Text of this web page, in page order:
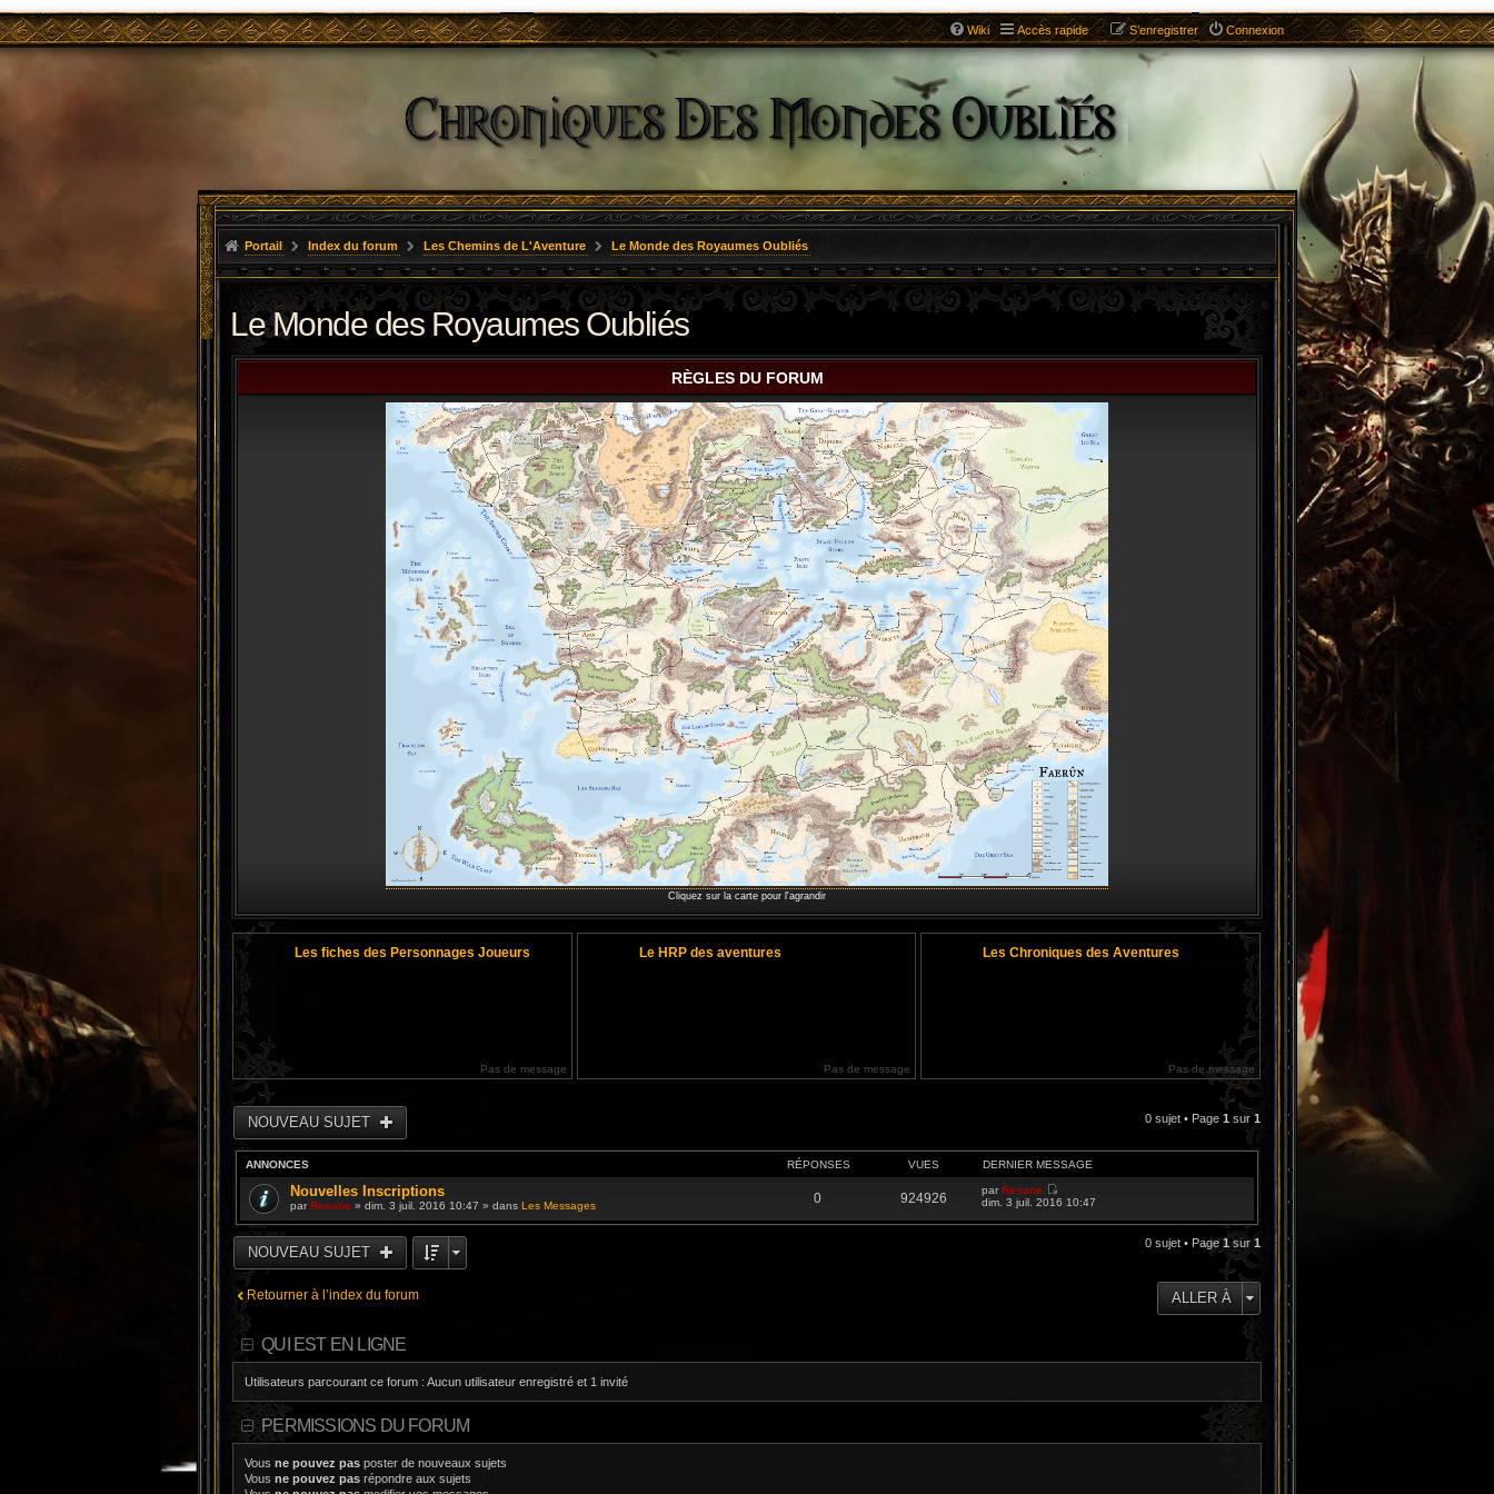
Wiki Accès rapide Connexion
S’enregistrer
Portail Index du forum Les Chemins de L'Aventure Le Monde des Royaumes Oubliés
Le Monde des Royaumes Oubliés
RÈGLES DU FORUM
Cliquez sur la carte pour l'agrandir
Les fiches des Personnages Joueurs
Pas de message
Le HRP des aventures
Pas de message
Les Chroniques des Aventures
Pas de message
NOUVEAU SUJET 0 sujet • Page 1 sur1
ANNONCES RÉPONSES VUES DERNIER MESSAGE
Nouvelles Inscriptions
parResane » dim. 3 juil. 2016 10:47 » dans Les Messages 0 924926
parResane
V
i
dim. 3 juil. 2016 10:47
NOUVEAU SUJET
0 sujet • Page1sur 1
Retourner à l’index du forum ALLER À
QUI EST EN LIGNE
Utilisateurs parcourant ce forum : Aucun utilisateur enregistré et 1 invité
PERMISSIONS DU FORUM
Vous ne pouvez pas poster de nouveaux sujets
Vous ne pouvez pas répondre aux sujets